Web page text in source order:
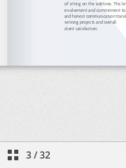
3/32